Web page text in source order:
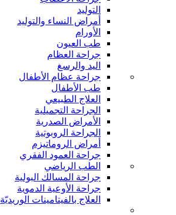
التوليد
أمراض النساء والتوليد
الأورام
طب العيون
جراحة العظام
اليد والرسغ
جراحة عظام الأطفال
طب الأطفال
العلاج الطبيعي
الجراحة التجميلية
الأمراض الصدرية
الجراحة الروبوتية
أمراض الروماتيزم
جراحة العمود الفقري
الطب الرياضي
جراحة المسالك البولية
جراحة الأوعية الدموية
العلاج بالفيتامينات الوريديّة